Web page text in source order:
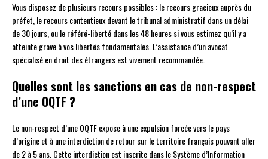
Vous disposez de plusieurs recours possibles : le recours gracieux auprès du
préfet, le recours contentieux devant le tribunal administratif dans un délai
de 30 jours, ou le référé-liberté dans les 48 heures si vous estimez qu’il y a
atteinte grave à vos libertés fondamentales. L’assistance d’un avocat
spécialisé en droit des étrangers est vivement recommandée.
Quelles sont les sanctions en cas de non-respect
d’une OQTF ?
Le non-respect d’une OQTF expose à une expulsion forcée vers le pays
d’origine et à une interdiction de retour sur le territoire français pouvant aller
de 2 à 5 ans. Cette interdiction est inscrite dans le Système d’Information